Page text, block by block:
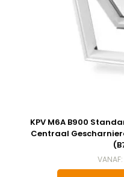
KPV M6A B900
Centraal
VANAF: